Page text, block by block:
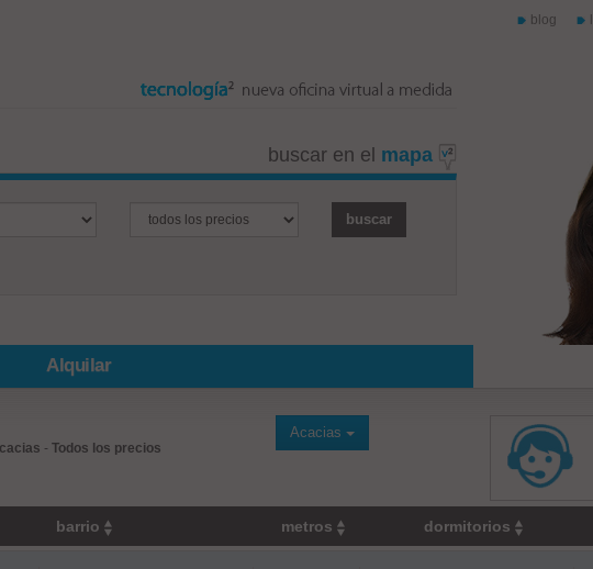
blog
buscar en el mapa
Alquilar
- Todos los precios
Acacias
barrio metros dormitorios